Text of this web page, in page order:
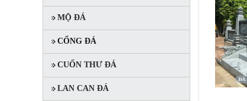
MỘ ĐÁ
CỔNG ĐÁ
CUỐN THƯ ĐÁ
LAN CAN ĐÁ
MỘ 1 MÁI
Mã SP: MMM007
20.000.000 đ